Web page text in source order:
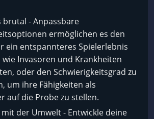
brutal - Anpassbare
ermöglichen es den
ein entspannteres Spielerlebnis
Invasoren und Krankheiten
oder den Schwierigkeitsgrad zu
um ihre Fähigkeiten als
auf die Probe zu stellen.
der Umwelt - Entwickle deine